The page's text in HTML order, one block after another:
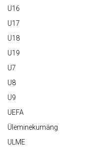
U16
U17
U18
U19
U7
U8
U9
UEFA
Üleminekumäng
ULME